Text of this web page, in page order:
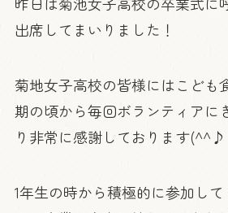
出席してまいりました！
菊地女子高校の皆様にはこども
期の頃から毎回ボランティアに
り非常に感謝しております(^^♪
1年生の時から積極的に参加し